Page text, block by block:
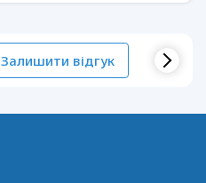
Залишити відгук